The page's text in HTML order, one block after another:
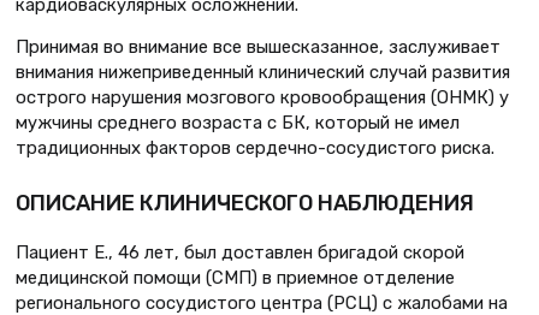
кардиоваскулярных осложнений.
Принимая во внимание все вышесказанное, заслуживает
внимания нижеприведенный клинический случай развития
острого нарушения мозгового кровообращения (ОНМК) у
мужчины среднего возраста с БК, который не имел
традиционных факторов сердечно-сосудистого риска.
ОПИСАНИЕ КЛИНИЧЕСКОГО НАБЛЮДЕНИЯ
Пациент Е., 46 лет, был доставлен бригадой скорой
медицинской помощи (СМП) в приемное отделение
регионального сосудистого центра (РСЦ) с жалобами на